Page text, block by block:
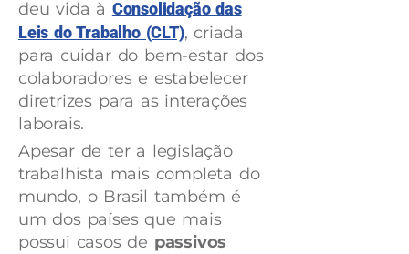
deu vida à Consolidação das
Leis do Trabalho (CLT), criada
para cuidar do bem-estar dos
colaboradores e estabelecer
diretrizes para as interações
laborais.
Apesar de ter a legislação
trabalhista mais completa do
mundo, o Brasil também é
um dos países que mais
possui casos de passivos